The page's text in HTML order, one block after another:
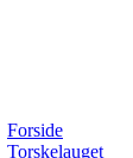
Forside
Torskelauget